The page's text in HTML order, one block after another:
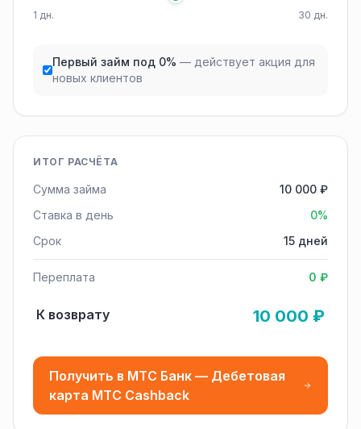
1 дн. 30 дн.
Первый займ под 0% — действует акция для
новых клиентов
ИТОГ РАСЧЁТА
Сумма займа
10 000 ₽
Ставка в день
0%
Срок
15 дней
Переплата 0 ₽
К возврату 10 000 ₽
Получить в МТС Банк — Дебетовая
карта МТС Cashback